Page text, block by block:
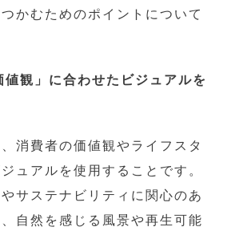
かむためのポイントについて
観」に合わせたビジュアルを
消費者の価値観やライフスタ
ュアルを使用することです。
サステナビリティに関心のあ
自然を感じる風景や再生可能